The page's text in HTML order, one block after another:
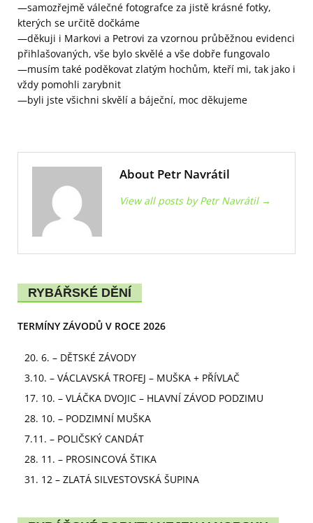
—samozřejmě válečné fotografce za jistě krásné fotky,
kterých se určitě dočkáme
—děkuji i Markovi a Petrovi za vzornou průběžnou evidenci
přihlašovaných, vše bylo skvělé a vše dobře fungovalo
—musím také poděkovat zlatým hochům, kteří mi, tak jako i
vždy pomohli zarybnit
—byli jste všichni skvělí a báječní, moc děkujeme
About Petr Navrátil
View all posts by Petr Navrátil →
RYBÁŘSKÉ DĚNÍ
TERMÍNY ZÁVODŮ V ROCE 2026
20. 6. – DĚTSKÉ ZÁVODY
3.10. – VÁCLAVSKÁ TROFEJ – MUŠKA + PŘÍVLAČ
17. 10. – VLÁČKA DVOJIC – HLAVNÍ ZÁVOD PODZIMU
28. 10. – PODZIMNÍ MUŠKA
7.11. – POLIČSKÝ CANDÁT
28. 11. – PROSINCOVÁ ŠTIKA
31. 12 – ZLATÁ SILVESTOVSKÁ ŠUPINA